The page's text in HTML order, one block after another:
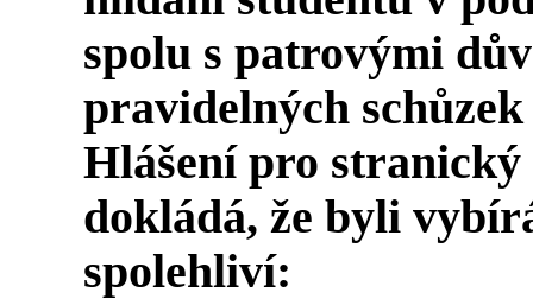
spolu s patrovými
pravidelných
Hlášení pro
dokládá, že byli
spolehliví: